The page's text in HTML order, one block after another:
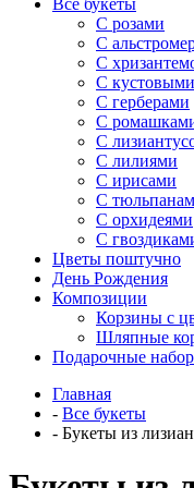
Все букеты
C розами
С
С
С
С герберами
С
С
С лилиями
С ирисами
С
С орхидеями
С
Цветы поштучно
День Рождения
Композиции
Корзины с
Шляпные
Подарочные
Главная
- Все букеты
- Букеты из